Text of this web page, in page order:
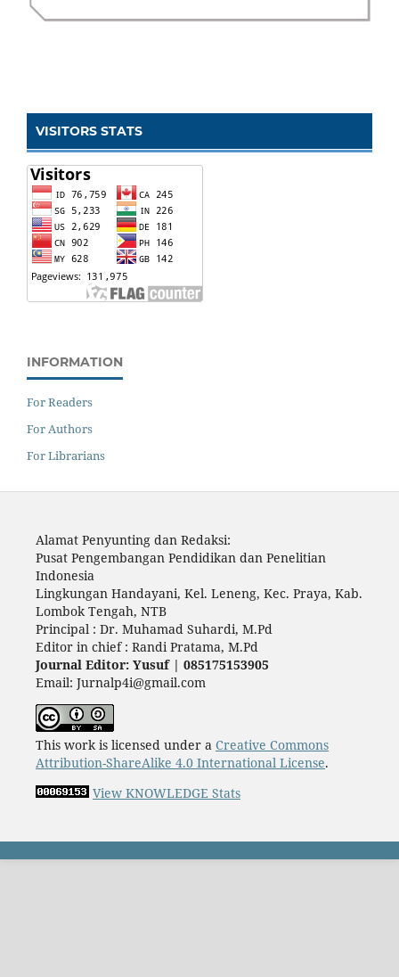
VISITORS STATS
INFORMATION
For Readers
For Authors
For Librarians
Alamat Penyunting dan Redaksi:
Pusat Pengembangan Pendidikan dan Penelitian
Indonesia
Lingkungan Handayani, Kel. Leneng, Kec. Praya, Kab.
Lombok Tengah, NTB
Principal : Dr. Muhamad Suhardi, M.Pd
Editor in chief : Randi Pratama, M.Pd
Journal Editor: Yusuf | 085175153905
Email: Jurnalp4i@gmail.com
This work is licensed under a Creative Commons
Attribution-ShareAlike 4.0 International License.
View KNOWLEDGE Stats